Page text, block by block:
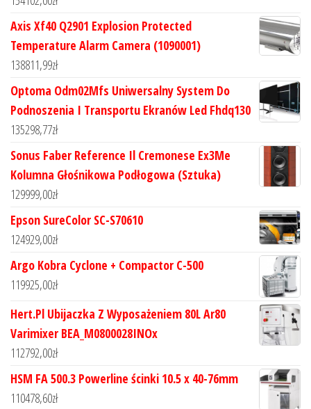
Axis Xf40 Q2901 Explosion Protected
Temperature Alarm Camera (1090001)
138811,99zł
Optoma Odm02Mfs Uniwersalny System Do
Podnoszenia I Transportu Ekranów Led Fhdq130
135298,77zł
Sonus Faber Reference Il Cremonese Ex3Me
Kolumna Głośnikowa Podłogowa (Sztuka)
129999,00zł
Epson SureColor SC-S70610
124929,00zł
Argo Kobra Cyclone + Compactor C-500
119925,00zł
Hert.Pl Ubijaczka Z Wyposażeniem 80L Ar80
Varimixer BEA_M0800028INOx
112792,00zł
HSM FA 500.3 Powerline ścinki 10.5 x 40-76mm
110478,60zł